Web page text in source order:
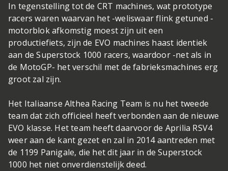
In tegenstelling tot de CRT machines, wat prototype
racers waren waarvan het -weliswaar flink getuned -
motorblok afkomstig moest zijn uit een
productiefiets, zijn de EVO machines haast identiek
aan de Superstock 1000 racers, waardoor -net als in
de MotoGP- het verschil met de fabrieksmachines erg
groot zal zijn.
Het Italiaanse Althea Racing Team is nu het tweede
team dat zich officieel heeft verbonden aan de nieuwe
EVO klasse. Het team heeft daarvoor de Aprilia RSV4
weer aan de kant gezet en zal in 2014 aantreden met
de 1199 Panigale, die het dit jaar in de Superstock
1000 het niet onverdienstelijk deed.